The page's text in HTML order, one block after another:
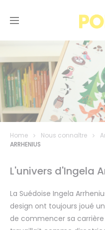
Home Nous connaître
ARRHENIUS
L'univers d'Ingela
La Suédoise Ingela
design ont toujours joué
de commencer sa carrière